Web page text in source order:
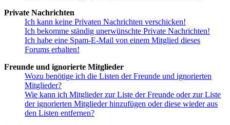
Private Nachrichten
Ich kann keine Privaten Nachrichten verschicken!
Ich bekomme ständig unerwünschte Private Nachrichten!
Ich habe eine Spam-E-Mail von einem Mitglied dieses
Forums erhalten!
Freunde und ignorierte Mitglieder
Wozu benötige ich die Listen der Freunde und ignorierten
Mitglieder?
Wie kann ich Mitglieder zur Liste der Freunde oder zur Liste
der ignorierten Mitglieder hinzufügen oder diese wieder aus
den Listen entfernen?